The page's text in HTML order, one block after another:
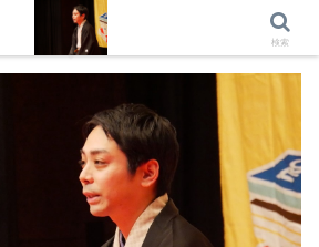
出演依頼 日記 プロフィール
検索